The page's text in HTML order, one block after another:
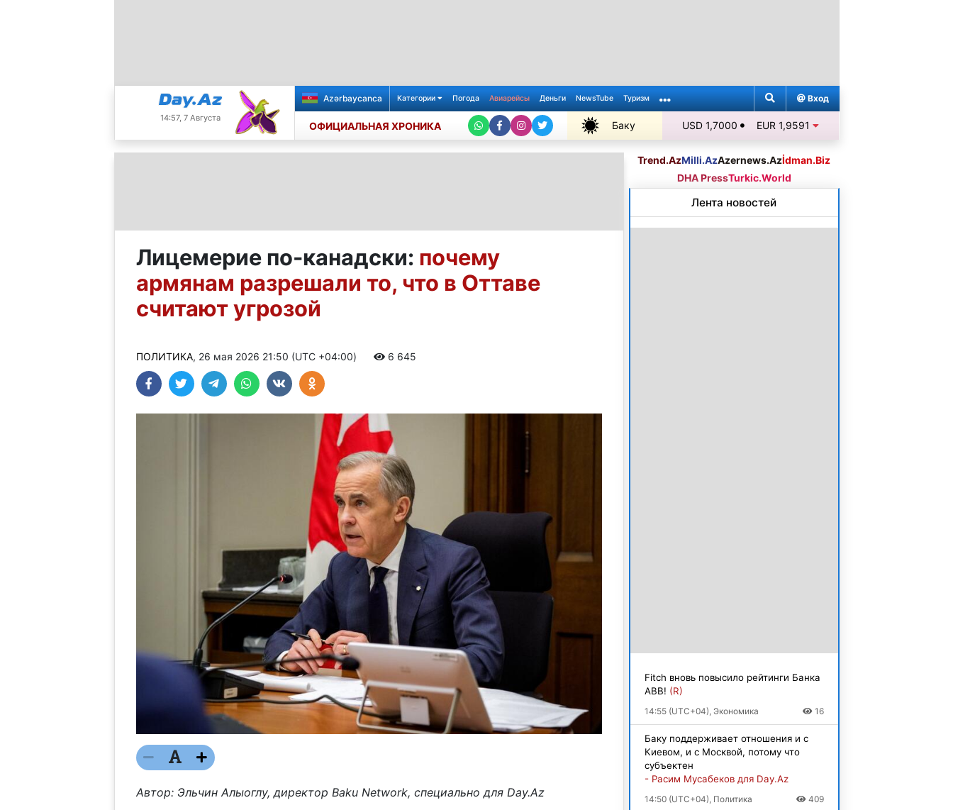
14:57, 7 Августа
Azərbaycanca Категории Погода Авиарейсы Деньги NewsTube Туризм Вход
ОФИЦИАЛЬНАЯ ХРОНИКА Баку
+32℃
USD 1,7000 EUR 1,9591
Лицемерие по-канадски: почему
армянам разрешали то, что в Оттаве
считают угрозой
ПОЛИТИКА, 26 мая 2026 21:50 (UTC +04:00) 6 645
Автор: Эльчин Алыоглу, директор Baku Network, специально для Day.Az
Trend.AzMilli.AzAzernews.Azİdman.Biz
DHA PressTurkic.World
Лента новостей
Fitch вновь повысило рейтинги Банка
ABB! (R)
14:55 (UTC+04), Экономика 16
Баку поддерживает отношения и с
Киевом, и с Москвой, потому что
субъектен
- Расим Мусабеков для Day.Az
14:50 (UTC+04), Политика 409